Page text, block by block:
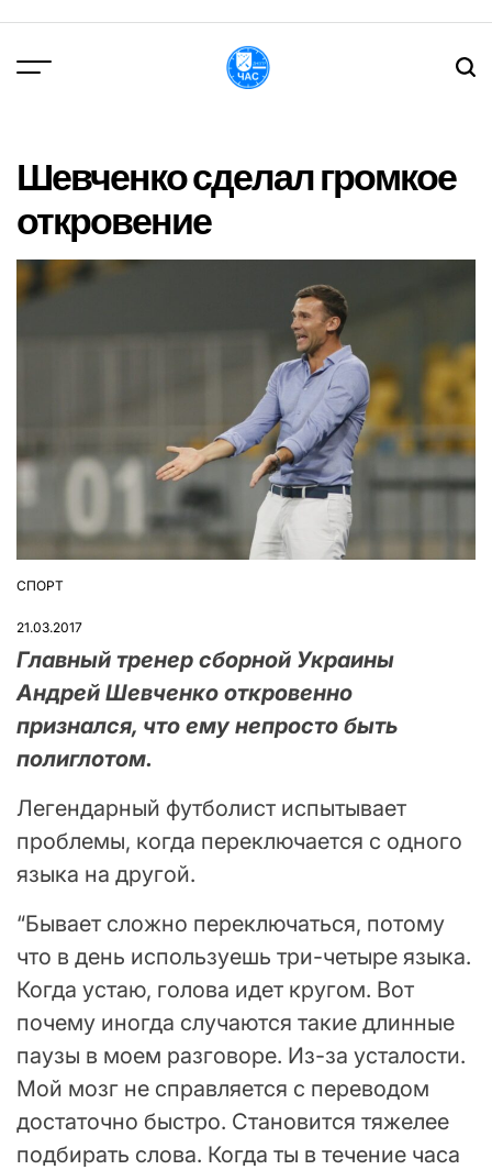
вмісту
Шевченко сделал громкое
откровение
ОПУБЛІКУВАТИ
СПОРТ
21.03.2017
Главный тренер сборной Украины
Андрей Шевченко откровенно
признался, что ему непросто быть
полиглотом.
Легендарный футболист испытывает
проблемы, когда переключается с одного
языка на другой.
“Бывает сложно переключаться, потому
что в день используешь три-четыре языка.
Когда устаю, голова идет кругом. Вот
почему иногда случаются такие длинные
паузы в моем разговоре. Из-за усталости.
Мой мозг не справляется с переводом
достаточно быстро. Становится тяжелее
подбирать слова. Когда ты в течение часа